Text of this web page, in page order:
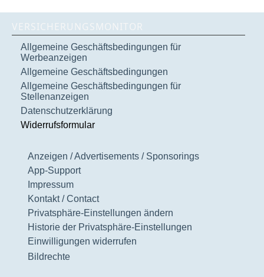
VERSICHERUNGSMONITOR
Allgemeine Geschäftsbedingungen für
Werbeanzeigen
Allgemeine Geschäftsbedingungen
Allgemeine Geschäftsbedingungen für
Stellenanzeigen
Datenschutzerklärung
Widerrufsformular
Anzeigen / Advertisements / Sponsorings
App-Support
Impressum
Kontakt / Contact
Privatsphäre-Einstellungen ändern
Historie der Privatsphäre-Einstellungen
Einwilligungen widerrufen
Bildrechte